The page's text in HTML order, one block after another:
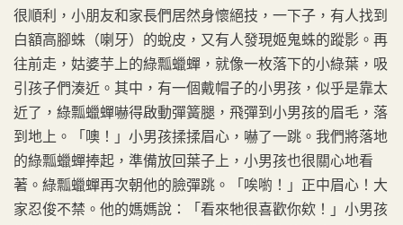
很順利，小朋友和家長們居然身懷絕技，一下子，有人找到
白額高腳蛛（喇牙）的蛻皮，又有人發現姬鬼蛛的蹤影。再
往前走，姑婆芋上的綠瓢蠟蟬，就像一枚落下的小綠葉，吸
引孩子們湊近。其中，有一個戴帽子的小男孩，似乎是靠太
近了，綠瓢蠟蟬嚇得啟動彈簧腿，飛彈到小男孩的眉毛，落
到地上。「噢！」小男孩揉揉眉心，嚇了一跳。我們將落地
的綠瓢蠟蟬捧起，準備放回葉子上，小男孩也很關心地看
著。綠瓢蠟蟬再次朝他的臉彈跳。「唉喲！」正中眉心！大
家忍俊不禁。他的媽媽說：「看來牠很喜歡你欸！」小男孩